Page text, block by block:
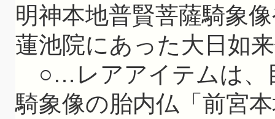
明神本地普賢菩薩騎象
蓮池院にあった大日如
○…レアアイテムは、
騎象像の胎内仏「前宮